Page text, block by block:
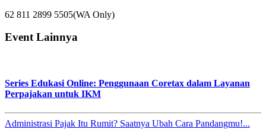
62 811 2899 5505(WA Only)
Event Lainnya
Series Edukasi Online: Penggunaan Coretax dalam Layanan
Perpajakan untuk IKM
Administrasi Pajak Itu Rumit? Saatnya Ubah Cara Pandangmu!...